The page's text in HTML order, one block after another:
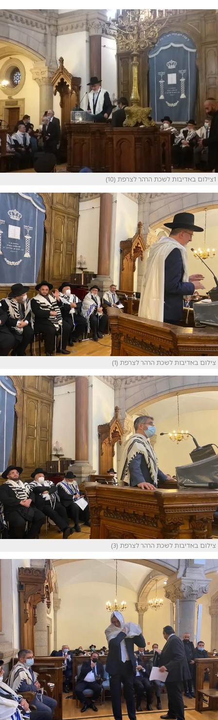
1צילום באדיבות לשכת הרהר לצרפת (10)
צילום באדיבות לשכת הרהר לצרפת (1)
צילום באדיבות לשכת הרהר לצרפת (3)